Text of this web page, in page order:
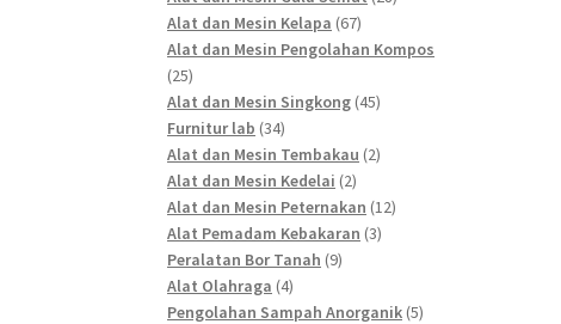
Alat dan Mesin Kelapa 6767
products
Alat dan Mesin Pengolahan Kompos
2525
products
Alat dan Mesin Singkong 4545
Furnitur lab 3434
products
Alat dan Mesin Tembakau 22
Alat dan Mesin Kedelai 22
products
Alat dan Mesin Peternakan 1212
Alat Pemadam Kebakaran 33
Peralatan Bor Tanah 99
Alat Olahraga 44
products
Pengolahan Sampah Anorganik 55